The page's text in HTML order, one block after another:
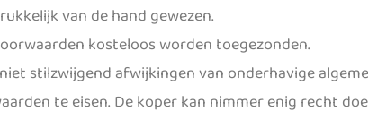
van de hand gewezen.
kosteloos worden toegezonden.
stilzwijgend afwijkingen van onderhavige
te eisen. De koper kan nimmer enig recht